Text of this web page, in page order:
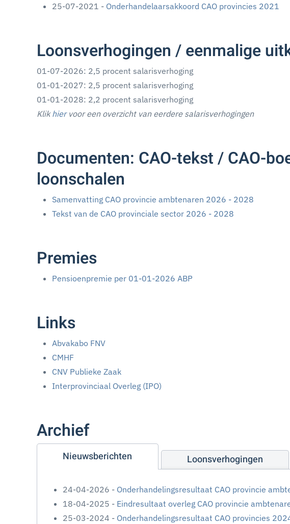
25-07-2021 - Onderhandelaarsakkoord CAO provincies 2021
Loonsverhogingen / eenmalige
01-07-2026: 2,5 procent salarisverhoging
01-01-2027: 2,5 procent salarisverhoging
01-01-2028: 2,2 procent salarisverhoging
Klikhiervoor een overzicht van eerdere salarisverhogingen
Documenten: CAO-tekst / CAO-
loonschalen
Samenvatting CAO provincie ambtenaren 2026 - 2028
Tekst van de CAO provinciale sector 2026 - 2028
Premies
Pensioenpremie per 01-01-2026 ABP
Links
Abvakabo FNV
CMHF
CNV Publieke Zaak
Interprovinciaal Overleg (IPO)
Archief
Nieuwsberichten Loonsverhogingen
24-04-2026 - Onderhandelingsresultaat CAO provincie
18-04-2025 - Eindresultaat overleg CAO provincie
25-03-2024 - Onderhandelingsresultaat CAO provincies